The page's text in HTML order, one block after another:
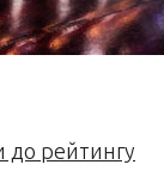
до рейтингу